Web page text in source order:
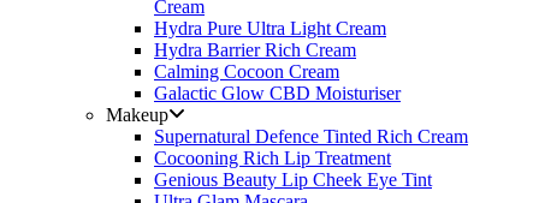
Cream
Hydra Pure Ultra Light Cream
Hydra Barrier Rich Cream
Calming Cocoon Cream
Galactic Glow CBD Moisturiser
Makeup
Supernatural Defence Tinted Rich Cream
Cocooning Rich Lip Treatment
Genious Beauty Lip Cheek Eye Tint